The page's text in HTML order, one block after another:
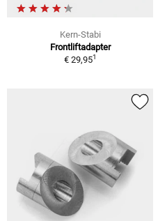
Kern-Stabi
Frontliftadapter
€ 29,951